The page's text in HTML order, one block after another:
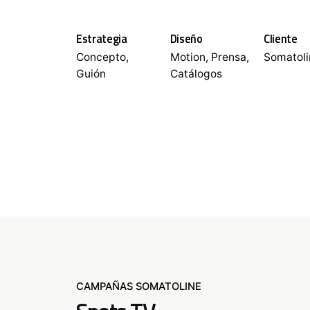
Estrategia
Concepto,
Guión
Diseño
Motion, Prensa,
Catálogos
Cliente
CAMPAÑAS SOMATOLINE